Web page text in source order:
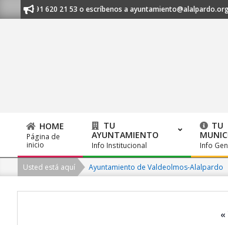
to
al 91 620 21 53 o escríbenos a ayuntamiento@alalpardo.org
Primary
Navigation
Menu
HOME
Página de
inicio
TU
AYUNTAMIENTO
Info Institucional
TU
Info
Usted está aquí Ayuntamiento de Valdeolmos-Alalpardo